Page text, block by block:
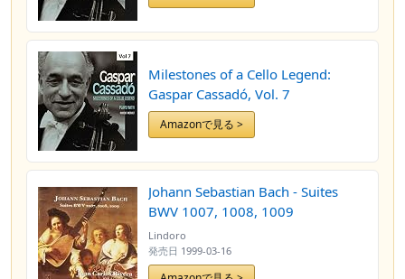
Milestones of a Cello Legend:
Gaspar Cassadó, Vol. 7
Amazonで見る >
Johann Sebastian Bach - Suites
BWV 1007, 1008, 1009
Lindoro
発売日 1999-03-16